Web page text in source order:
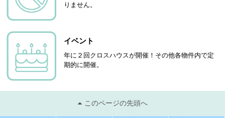
りません。
イベント
年に２回クロスハウスが開催！その他各物件内で定
期的に開催。
このページの先頭へ